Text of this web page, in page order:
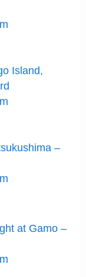
Island,
–
at Gamo –